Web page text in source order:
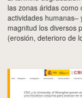
las zonas áridas como
actividades humanas–
magnitud los diversos
(erosión, deterioro de